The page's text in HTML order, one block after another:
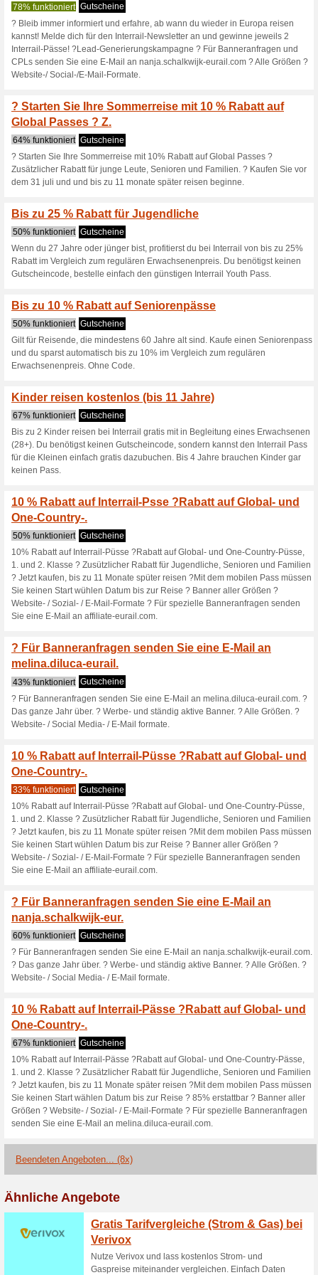
Aktuelle Angebote
Entdecken Sie die
86% funktioniert
Gutscheine
Verpassen Sie nie wieder
Interrail Newsletter.
10 % Interrail
78% funktioniert
Reisende, die 60 Jahre und
Seniorenpasses 10 %
für Erwachsene.
? Höre nie auf
Zwischen i.
63% funktioniert
Gutscheine
? Höre nie auf neugierig zu
Kampagne zu Verkauf
Kein CPC verfügbar, nur
Formate.
in Europa r.
78% funktioniert
Gutscheine
? Bleib immer informiert und
kannst! Melde dich für den
Interrail-Pässe! ?Lead-
CPLs senden Sie eine E-
Website-/ Social-/E-Mail-
? Starten Sie Ihre
Global Passes ? Z.